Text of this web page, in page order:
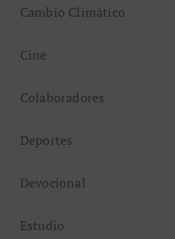
Cambio Climático
Cine
Colaboradores
Deportes
Devocional
Estudio